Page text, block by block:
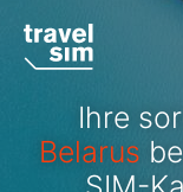
Ihre
Belarus